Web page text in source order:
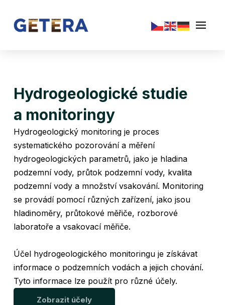
Hydrogeologické studie
a monitoringy
Hydrogeologický monitoring je proces
systematického pozorování a měření
hydrogeologických parametrů, jako je hladina
podzemní vody, průtok podzemní vody, kvalita
podzemní vody a množství vsakování. Monitoring
se provádí pomocí různých zařízení, jako jsou
hladinoměry, průtokové měřiče, rozborové
laboratoře a vsakovací měřiče.
Účel hydrogeologického monitoringu je získávat
informace o podzemních vodách a jejich chování.
Tyto informace lze použít pro různé účely.
Zobrazit účely